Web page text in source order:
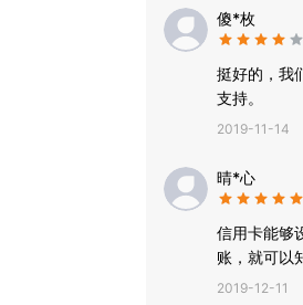
傻*枚
挺好的，我
支持。
2019-11-14
晴*心
信用卡能够
账，就可以
2019-12-11